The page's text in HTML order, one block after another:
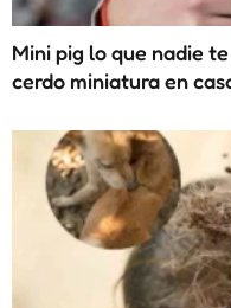
Mini pig lo que nadie
cerdo miniatura en